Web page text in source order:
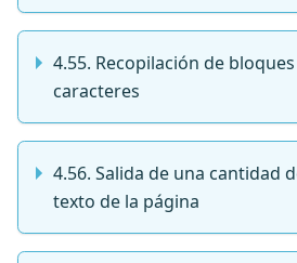
4.55. Recopilación de
caracteres
4.56. Salida de una cantidad
texto de la página